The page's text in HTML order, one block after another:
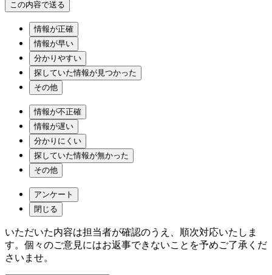
情報が正確
情報が早い
分かりやすい
探していた情報が見つかった
その他
情報が不正確
情報が遅い
分かりにくい
探していた情報が無かった
その他
アンケート
閉じる
いただいた内容は担当者が確認のうえ、順次対応いたしま
す。個々のご意見にはお返事できないことを予めご了承くだ
さいませ。